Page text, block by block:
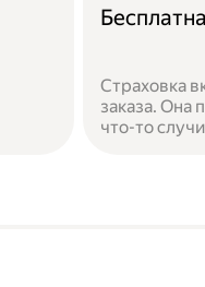
Страховка
заказа. Она
что-то